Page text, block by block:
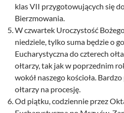
klas VII przygotowujących się
Bierzmowania.
W czwartek Uroczystość
niedziele, tylko suma będzie o
Eucharystyczna do czterech
ołtarzy, tak jak w poprzednim
wokół naszego kościoła.
ołtarzy na procesję.
Od piątku, codziennie przez